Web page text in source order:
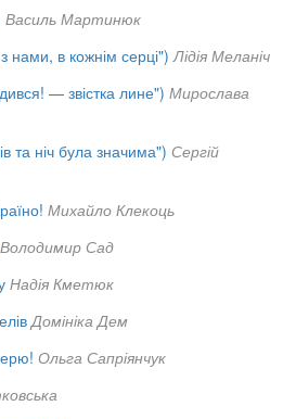
Василь Мартинюк
нами, в кожнім серці") Лідія Меланіч
— звістка лине") Мирослава
та ніч була значима") Сергій
Михайло Клекоць
Володимир Сад
Надія Кметюк
Домініка Дем
Ольга Сапріянчук